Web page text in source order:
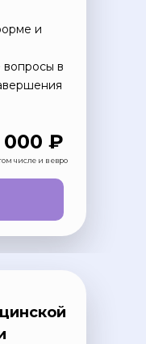
и
в
000 ₽
числе и в евро